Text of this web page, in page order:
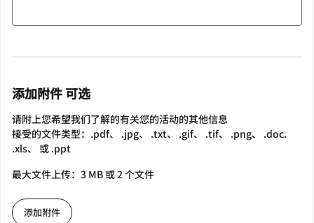
添加附件 可选
请附上您希望我们了解的有关您的活动的其他信息
接受的文件类型：.pdf、 .jpg、 .txt、 .gif、 .tif、 .png、 .doc.
.xls、 或 .ppt
最大文件上传：3 MB 或 2 个文件
添加附件